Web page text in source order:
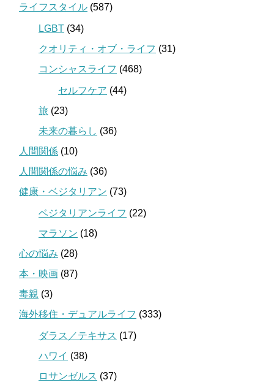
ライフスタイル (587)
LGBT (34)
クオリティ・オブ・ライフ (31)
コンシャスライフ (468)
セルフケア (44)
旅 (23)
未来の暮らし (36)
人間関係 (10)
人間関係の悩み (36)
健康・ベジタリアン (73)
ベジタリアンライフ (22)
マラソン (18)
心の悩み (28)
本・映画 (87)
毒親 (3)
海外移住・デュアルライフ (333)
ダラス／テキサス (17)
ハワイ (38)
ロサンゼルス (37)